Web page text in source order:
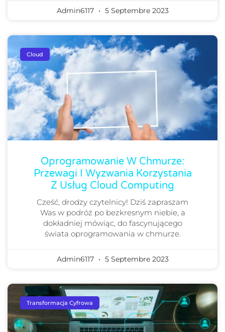
Admin6117 5 Septembre 2023
Cloud
Oprogramowanie W Chmurze:
Przewagi I Wyzwania Korzystania
Z Usług Cloud Computing
Cześć, drodzy czytelnicy! Dziś zapraszam
Was w podróż po bezkresnym niebie, a
dokładniej mówiąc, do fascynującego
świata oprogramowania w chmurze.
Admin6117 5 Septembre 2023
Transformacja Cyfrowa